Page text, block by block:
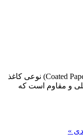
کاغذ گلاسه (به انگلیسی: Glossy Paper یا Coated Paper) نوعی کاغذ
و مقاوم است که
»